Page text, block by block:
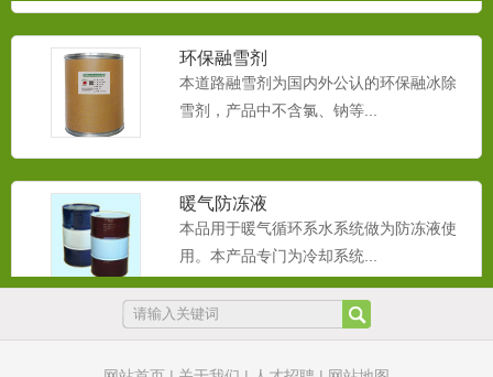
环保融雪剂
本道路融雪剂为国内外公认的环保融冰除
雪剂，产品中不含氯、钠等...
暖气防冻液
本品用于暖气循环系水系统做为防冻液使
用。本产品专门为冷却系统...
橡胶抗静电剂
本橡胶抗静电剂主要应用于各种橡胶，轮